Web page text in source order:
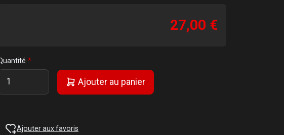
27,00 €
Ajouter au panier
Ajouter aux favoris